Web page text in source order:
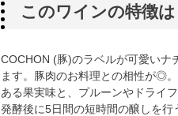
このワインの特徴は
COCHON (豚)のラベルが可愛いナ
ます。豚肉のお料理との相性が◎
ある果実味と、プルーンやドライ
発酵後に5日間の短時間の醸しを